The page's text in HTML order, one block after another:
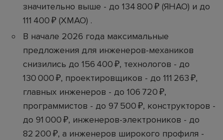
значительно выше - до 134 800 ₽ (ЯНАО) и до
111 400 ₽ (ХМАО) .
В начале 2026 года максимальные
предложения для инженеров-механиков
снизились до 156 400 ₽, технологов - до
130 000 ₽, проектировщиков - до 111 263 ₽,
главных инженеров - до 106 720 ₽,
программистов - до 97 500 ₽, конструкторов -
до 91 000 ₽, инженеров-электроников - до
82 200 ₽, а инженеров широкого профиля -